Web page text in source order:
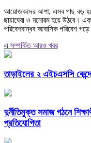
আয়োজকদের আশা, এসব গাছ বড়
ছায়াঘেরা ও মনোরম হয়ে উঠবে।
পরিবেশবান্ধব আবাসিক পরিবেশ
এ সম্পর্কিত আরও খবর
তাড়াইলের ২ এইচএসসি
দুর্নীতিমুক্ত সমাজ গঠনে
প্রতিযোগিতা